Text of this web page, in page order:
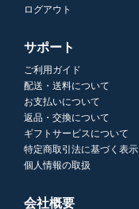
ログアウト
サポート
ご利用ガイド
配送・送料について
お支払いについて
返品・交換について
ギフトサービスについて
特定商取引法に基づく表示
個人情報の取扱
会社概要